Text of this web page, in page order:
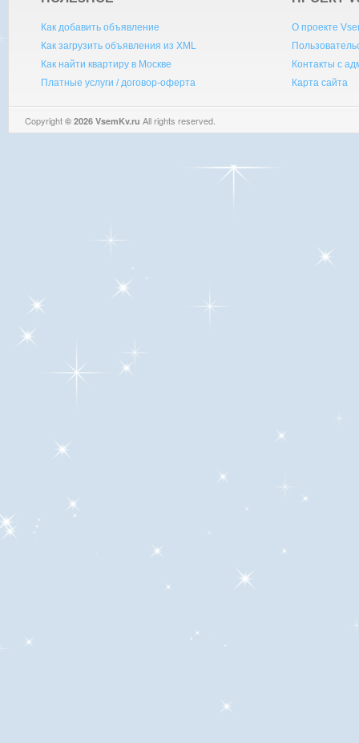
Как добавить объявление
Как загрузить объявления из XML
Как найти квартиру в Москве
Платные услуги / договор-оферта
О проекте
Контакты с
Карта сайта
Copyright © 2026 VsemKv.ru All rights reserved.